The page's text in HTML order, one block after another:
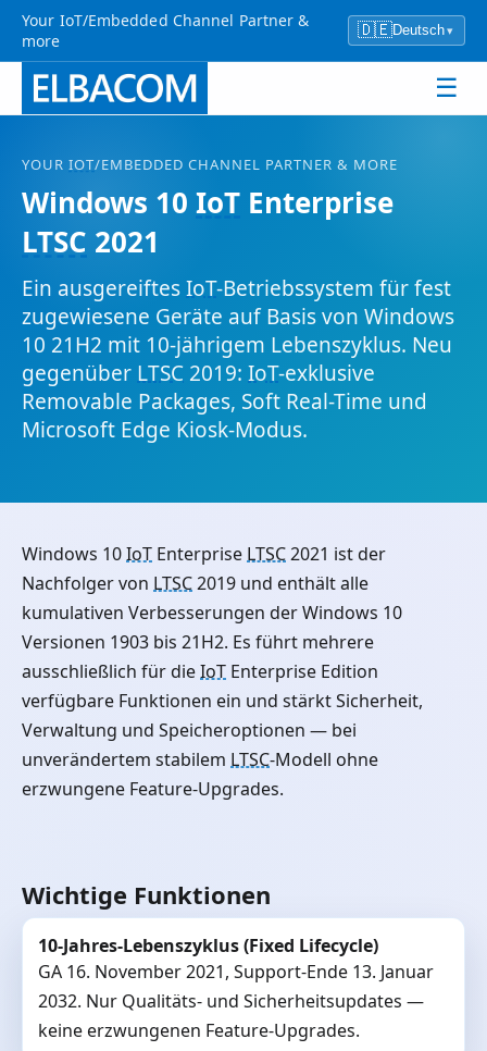
Your IoT/Embedded Channel Partner &
more
🇩🇪Deutsch▾
☰
YOUR IOT/EMBEDDED CHANNEL PARTNER & MORE
Windows 10 IoT Enterprise
LTSC 2021
Ein ausgereiftesIoT-Betriebssystem für fest
zugewiesene Geräte auf Basis von Windows
10 21H2 mit 10-jährigem Lebenszyklus. Neu
gegenüber LTSC 2019: IoT-exklusive
Removable Packages, Soft Real-Time und
Microsoft Edge Kiosk-Modus.
Windows 10IoT Enterprise LTSC2021 ist der
Nachfolger von LTSC2019 und enthält alle
kumulativen Verbesserungen der Windows 10
Versionen 1903 bis 21H2. Es führt mehrere
ausschließlich für dieIoT Enterprise Edition
verfügbare Funktionen ein und stärkt Sicherheit,
Verwaltung und Speicheroptionen — bei
unverändertem stabilem LTSC-Modell ohne
erzwungene Feature-Upgrades.
Wichtige Funktionen
10-Jahres-Lebenszyklus (Fixed Lifecycle)
GA 16. November 2021, Support-Ende 13. Januar
2032. Nur Qualitäts- und Sicherheitsupdates —
keine erzwungenen Feature-Upgrades.